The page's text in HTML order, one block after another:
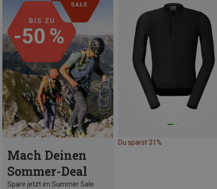
Mach Deinen
Sommer-Deal
Spare jetzt im Summer Sale
Du sparst 31%